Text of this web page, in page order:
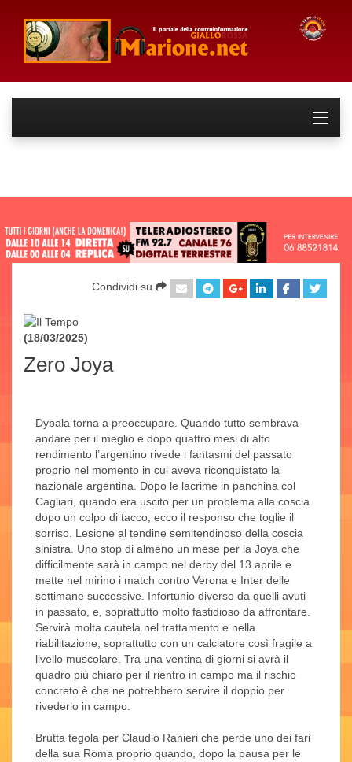
Condividi su
(18/03/2025)
Zero Joya
Dybala torna a preoccupare. Quando tutto sembrava
andare per il meglio e dopo quattro mesi di alto
rendimento l’argentino rivede i fantasmi del passato
proprio nel momento in cui aveva riconquistato la
nazionale argentina. Dopo le lacrime in panchina col
Cagliari, quando era uscito per un problema alla coscia
dopo un colpo di tacco, ecco il responso che toglie il
sorriso. Lesione al tendine semitendinoso della coscia
sinistra. Uno stop di almeno un mese per la Joya che
difficilmente sarà in campo nel derby del 13 aprile e
mette nel mirino i match contro Verona e Inter delle
settimane successive. Infortunio diverso da quelli avuti
in passato, e, soprattutto molto fastidioso da affrontare.
Servirà molta cautela nel trattamento e nella
riabilitazione, soprattutto con un calciatore così fragile a
livello muscolare. Tra una ventina di giorni si avrà il
quadro più chiaro per il rientro in campo ma il rischio
concreto è che ne potrebbero servire il doppio per
rivederlo in campo.
Brutta tegola per Claudio Ranieri che perde uno dei fari
della sua Roma proprio quando, dopo la pausa per le